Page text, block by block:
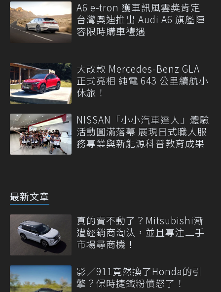
A6 e-tron 獲車訊風雲獎肯定
台灣奧迪推出 Audi A6 旗艦陣
容限時購車禮遇
大改款 Mercedes-Benz GLA
正式亮相 純電 643 公里續航小
休旅！
NISSAN「小小汽車達人」體驗
活動圓滿落幕 展現日式職人服
務專業與新能源科普教育成果
最新文章
真的賣不動了？Mitsubishi漸
遭經銷商淘汰，並且專注二手
市場尋商機！
影／911竟然換了Honda的引
擎？保時捷鐵粉憤怒了！